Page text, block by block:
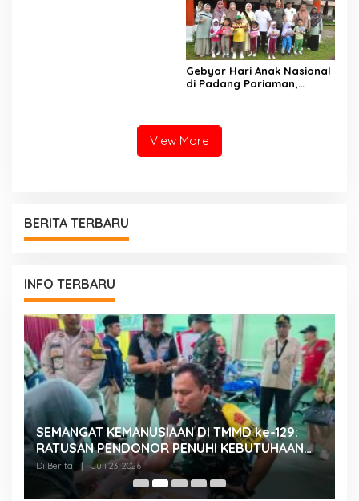
Gebyar Hari Anak Nasional
di Padang Pariaman,
Layanan PAUD Berkualitas
untuk Semua Anak
View More
BERITA TERBARU
INFO TERBARU
SEMANGAT KEMANUSIAAN DI TMMD ke-129:
RATUSAN PENDONOR PENUHI KEBUTUHAAN
STOK DARAH
Di Berita | Juli 23, 2026